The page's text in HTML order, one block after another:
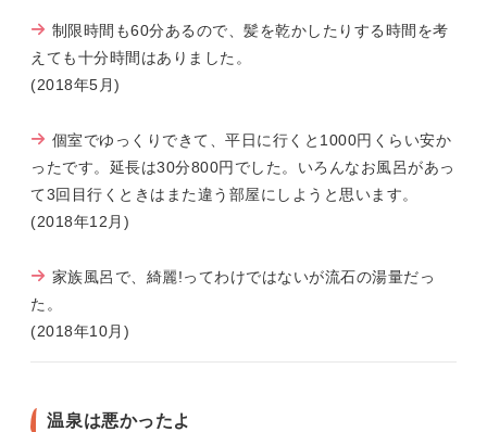
制限時間も60分あるので、髪を乾かしたりする時間を考
えても十分時間はありました。
(2018年5月)
個室でゆっくりできて、平日に行くと1000円くらい安か
ったです。延長は30分800円でした。いろんなお風呂があっ
て3回目行くときはまた違う部屋にしようと思います。
(2018年12月)
家族風呂で、綺麗!ってわけではないが流石の湯量だっ
た。
(2018年10月)
温泉は悪かったよ